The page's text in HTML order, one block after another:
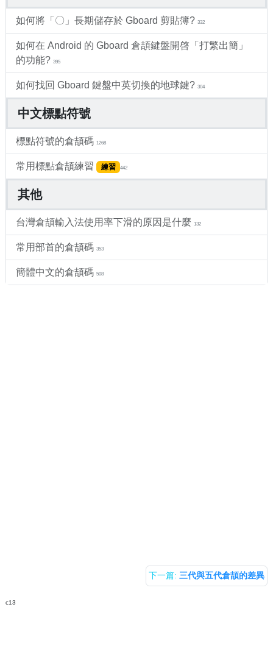
如何將「〇」長期儲存於 Gboard 剪貼簿? 332
如何在 Android 的 Gboard 倉頡鍵盤開啓「打繁出簡」
的功能? 395
如何找回 Gboard 鍵盤中英切換的地球鍵? 304
中文標點符號
標點符號的倉頡碼 1268
常用標點倉頡練習 練習 442
其他
台灣倉頡輸入法使用率下滑的原因是什麼 132
常用部首的倉頡碼 353
簡體中文的倉頡碼 508
下一篇: 三代與五代倉頡的差異
c13